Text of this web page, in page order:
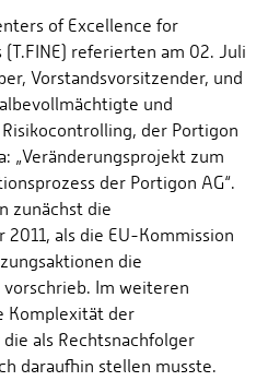
of Excellence for
referierten am 02. Juli
Vorstandsvorsitzender, und
und
der Portigon
„Veränderungsprojekt zum
der Portigon AG“.
zunächst die
als die EU-Kommission
die
vorschrieb. Im weiteren
Komplexität der
als Rechtsnachfolger
daraufhin stellen musste.